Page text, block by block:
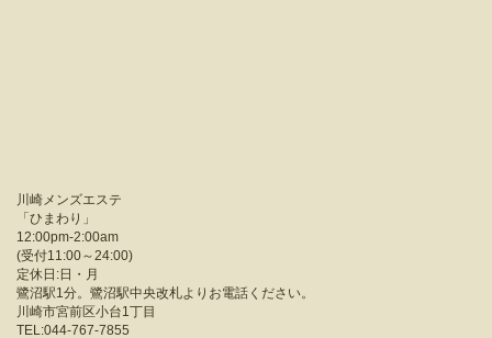
川崎メンズエステ
「ひまわり 」
12:00pm-2:00am
(受付11:00～24:00)
定休日:日・月
鷺沼駅1分。鷺沼駅中央改札よりお電話ください。
川崎市宮前区小台1丁目
TEL:044-767-7855